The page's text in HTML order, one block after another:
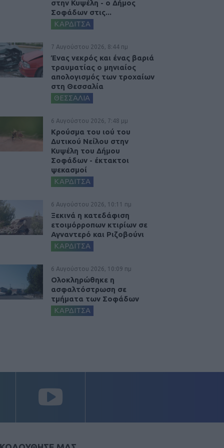
στην Κυψέλη - ο Δήμος
Σοφάδων στις...
ΚΑΡΔΙΤΣΑ
7 Αυγούστου 2026, 8:44 πμ
Ένας νεκρός και ένας βαριά
τραυματίας ο μηνιαίος
απολογισμός των τροχαίων
στη Θεσσαλία
ΘΕΣΣΑΛΙΑ
6 Αυγούστου 2026, 7:48 μμ
Κρούσμα του ιού του
Δυτικού Νείλου στην
Κυψέλη του Δήμου
Σοφάδων - έκτακτοι
ψεκασμοί
ΚΑΡΔΙΤΣΑ
6 Αυγούστου 2026, 10:11 πμ
Ξεκινά η κατεδάφιση
ετοιμόρροπων κτιρίων σε
Αγναντερό και Ριζοβούνι
ΚΑΡΔΙΤΣΑ
6 Αυγούστου 2026, 10:09 πμ
Ολοκληρώθηκε η
ασφαλτόστρωση σε
τμήματα των Σοφάδων
ΚΑΡΔΙΤΣΑ